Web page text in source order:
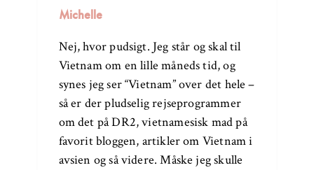
Michelle
Nej, hvor pudsigt. Jeg står og skal til
Vietnam om en lille måneds tid, og
synes jeg ser “Vietnam” over det hele –
så er der pludselig rejseprogrammer
om det på DR2, vietnamesisk mad på
favorit bloggen, artikler om Vietnam i
avsien og så videre. Måske jeg skulle